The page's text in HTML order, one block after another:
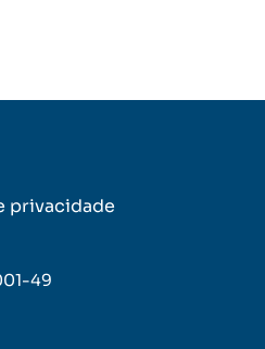
privacidade
49